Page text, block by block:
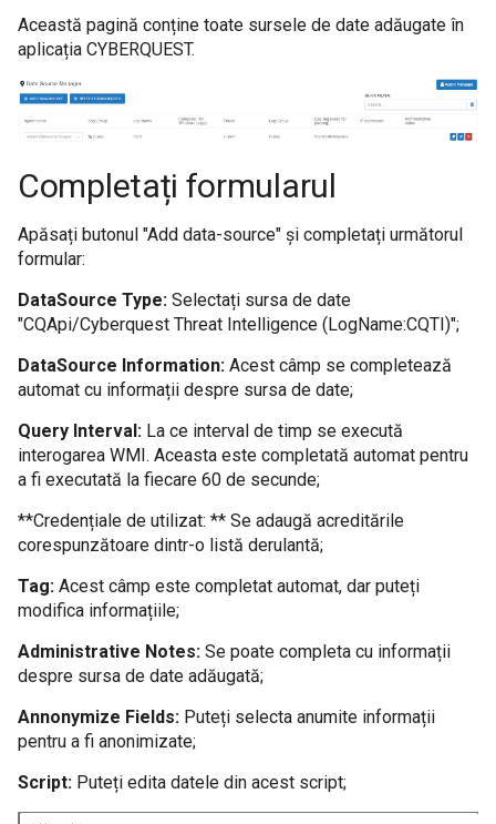
s
e
a
c
i
n
g
Threat Intelligence
MetaData
Vulnerability Scanner
Data Deduplication
Performance Module
Executed Schedules
Case Management
User Actions
Marketplace Importing and Exporting
Extensions
Managementul Cazurilor
Actiunile utilizatorului
Modulul UEBA
Modulul de Performanta
Threat Intelligence
MetaData
Scanner de Vulnerabilitati
Această pagină conține toate sursele de date adăugate în
aplicația CYBERQUEST.
Completați formularul
Apăsați butonul "Add data-source" și completați următorul
formular:
DataSource Type: Selectați sursa de date
"CQApi/Cyberquest Threat Intelligence (LogName:CQTI)";
DataSource Information: Acest câmp se completează
automat cu informații despre sursa de date;
Query Interval: La ce interval de timp se execută
interogarea WMI. Aceasta este completată automat pentru
a fi executată la fiecare 60 de secunde;
**Credențiale de utilizat: ** Se adaugă acreditările
corespunzătoare dintr-o listă derulantă;
Tag: Acest câmp este completat automat, dar puteți
modifica informațiile;
Administrative Notes: Se poate completa cu informații
despre sursa de date adăugată;
Annonymize Fields: Puteți selecta anumite informații
pentru a fi anonimizate;
Script: Puteți edita datele din acest script;